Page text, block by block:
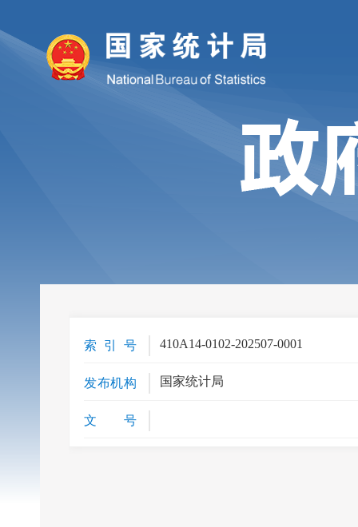
索 引 号 410A14-0102-202507-0001
发布机构 国家统计局
文 号